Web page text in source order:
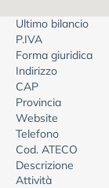
Ultimo bilancio
P.IVA
Forma giuridica
Indirizzo
CAP
Provincia
Website
Telefono
Cod. ATECO
Descrizione
Attività